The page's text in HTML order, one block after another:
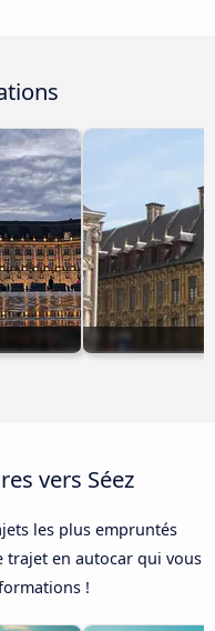
vers Séez
les plus empruntés
trajet en autocar qui vous
!